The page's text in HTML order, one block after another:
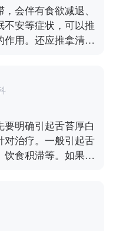
会伴有食欲减退、
不安等症状，可以推
作用。还应推拿清胃
下，能够将
白，得到有效的改
明确引起舌苔厚白
对治疗。一般引起舌
饮食积滞等。如果患
表明患者胃中有湿
成药物，进行清胃
患者出现食欲减